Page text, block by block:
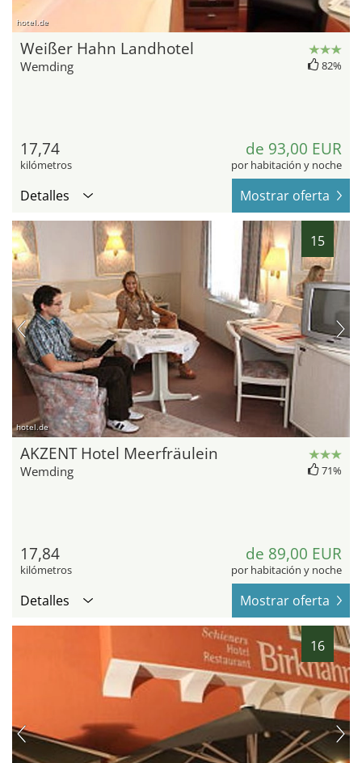
hotel.de
Weißer Hahn Landhotel
Wemding 82%
17,74
kilómetros
de 93,00 EUR
por habitación y noche
Detalles Mostrar oferta
15
hotel.de
AKZENT Hotel Meerfräulein
Wemding 71%
17,84
kilómetros
de 89,00 EUR
por habitación y noche
Detalles Mostrar oferta
16